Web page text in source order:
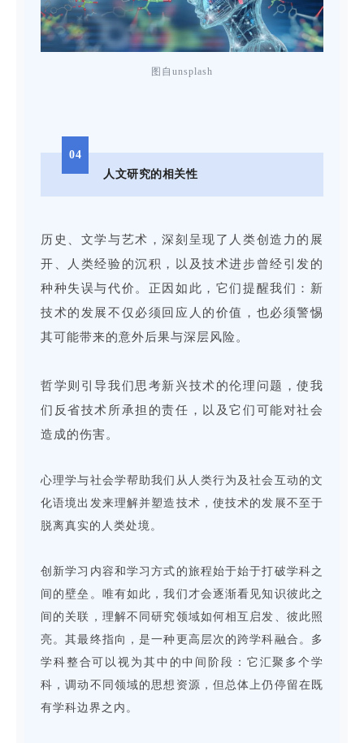
图自unsplash
04
人文研究的相关性
历史、文学与艺术，深刻呈现了人类创造力的展
开、人类经验的沉积，以及技术进步曾经引发的
种种失误与代价。正因如此，它们提醒我们：新
技术的发展不仅必须回应人的价值，也必须警惕
其可能带来的意外后果与深层风险。
哲学则引导我们思考新兴技术的伦理问题，使我
们反省技术所承担的责任，以及它们可能对社会
造成的伤害。
心理学与社会学帮助我们从人类行为及社会互动的文
化语境出发来理解并塑造技术，使技术的发展不至于
脱离真实的人类处境。
创新学习内容和学习方式的旅程始于始于打破学科之
间的壁垒 。唯有如此，我们才会逐渐看见知识彼此之
间的关联，理解不同研究领域如何相互启发、彼此照
亮。其最终指向，是一种更高层次的跨学科融合。多
学科整合可以视为其中的中间阶段：它汇聚多个学
科，调动不同领域的思想资源，但总体上仍停留在既
有学科边界之内。